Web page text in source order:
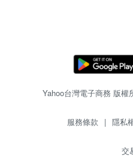
Yahoo台灣電子商務 版
服務條款 | 隱私
交